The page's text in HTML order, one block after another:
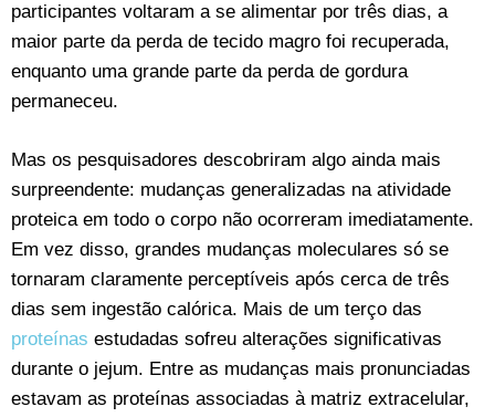
participantes voltaram a se alimentar por três dias, a
maior parte da perda de tecido magro foi recuperada,
enquanto uma grande parte da perda de gordura
permaneceu.
Mas os pesquisadores descobriram algo ainda mais
surpreendente: mudanças generalizadas na atividade
proteica em todo o corpo não ocorreram imediatamente.
Em vez disso, grandes mudanças moleculares só se
tornaram claramente perceptíveis após cerca de três
dias sem ingestão calórica. Mais de um terço das
proteínas estudadas sofreu alterações significativas
durante o jejum. Entre as mudanças mais pronunciadas
estavam as proteínas associadas à matriz extracelular,